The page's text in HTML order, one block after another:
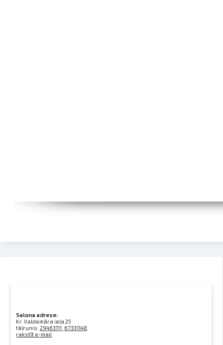
Salona adrese:
Kr. Valdemāra iela 25
tālrunis:29463111, 67331148
rakstīt e-mail